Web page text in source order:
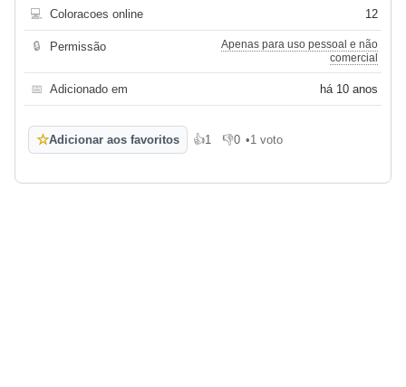
💻 Coloracoes online 12
🔒 Permissão
Apenas para uso pessoal e não
comercial
📅 Adicionado em há 10 anos
☆Adicionar aos favoritos 👍1
Gosto 👎0
Não gosto
•1 voto